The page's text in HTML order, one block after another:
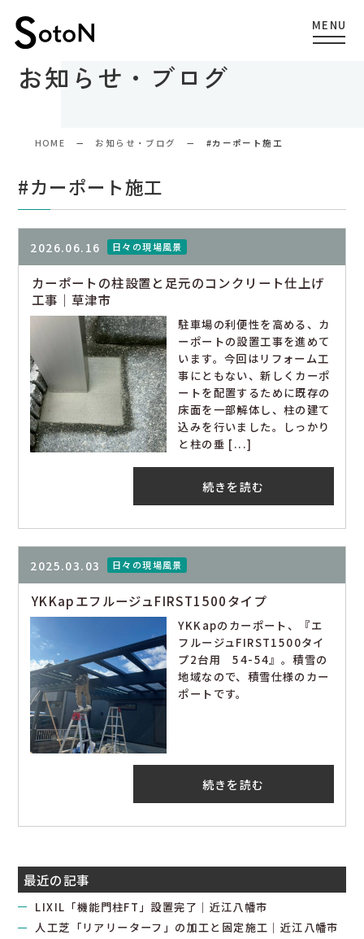
お知らせ・ブログ
HOME お知らせ・ブログ #カーポート施工
#カーポート施工
2026.06.16 日々の現場風景
カーポートの柱設置と足元のコンクリート仕上げ
工事｜草津市
駐車場の利便性を高める、カ
ーポートの設置工事を進めて
います。今回はリフォーム工
事にともない、新しくカーポ
ートを配置するために既存の
床面を一部解体し、柱の建て
込みを行いました。しっかり
と柱の垂 [...]
続きを読む
2025.03.03 日々の現場風景
YKKapエフルージュFIRST1500タイプ
YKKapのカーポート、『エ
フルージュFIRST1500タイ
プ2台用 54-54』。積雪の
地域なので、積雪仕様のカー
ポートです。
続きを読む
最近の記事
LIXIL「機能門柱FT」設置完了｜近江八幡市
人工芝「リアリーターフ」の加工と固定施工｜近江八幡市